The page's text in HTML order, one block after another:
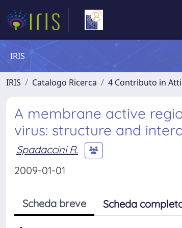
IRIS
IRIS Catalogo Ricerca 4 Contributo in
A membrane active
virus: structure and
Spadaccini R.
2009-01-01
Scheda breve Scheda